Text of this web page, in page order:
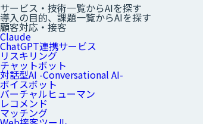
サービス・技術一覧からAIを探す
導入の目的、課題一覧からAIを探す
顧客対応・接客
Claude
ChatGPT連携サービス
リスキリング
チャットボット
対話型AI -Conversational AI-
ボイスボット
バーチャルヒューマン
レコメンド
マッチング